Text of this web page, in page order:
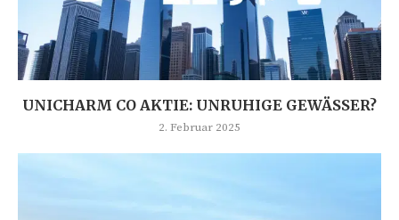
UNICHARM CO AKTIE: UNRUHIGE GEWÄSSER?
2. Februar 2025